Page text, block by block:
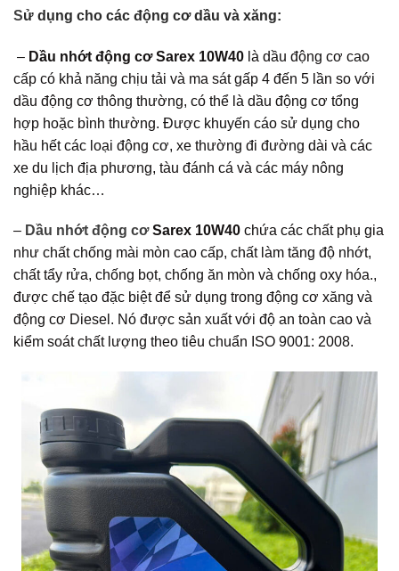
Sử dụng cho các động cơ dầu và xăng:
– Dầu nhớt động cơ Sarex 10W40 là dầu động cơ cao
cấp có khả năng chịu tải và ma sát gấp 4 đến 5 lần so với
dầu động cơ thông thường, có thể là dầu động cơ tổng
hợp hoặc bình thường. Được khuyến cáo sử dụng cho
hầu hết các loại động cơ, xe thường đi đường dài và các
xe du lịch địa phương, tàu đánh cá và các máy nông
nghiệp khác…
– Dầu nhớt động cơSarex 10W40 chứa các chất phụ gia
như chất chống mài mòn cao cấp, chất làm tăng độ nhớt,
chất tẩy rửa, chống bọt, chống ăn mòn và chống oxy hóa.,
được chế tạo đặc biệt để sử dụng trong động cơ xăng và
động cơ Diesel. Nó được sản xuất với độ an toàn cao và
kiểm soát chất lượng theo tiêu chuẩn ISO 9001: 2008.